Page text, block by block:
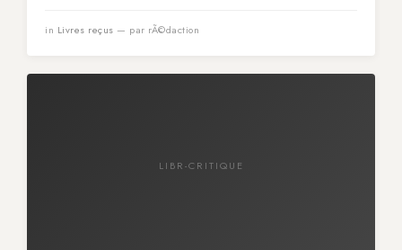
in Livres reçus — par rÃ©daction
LIBR-CRITIQUE